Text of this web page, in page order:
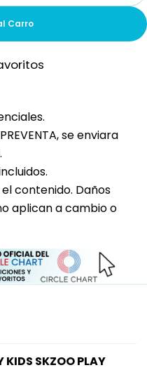
Carro
se enviara
contenido. Daños
aplican a cambio o
KIDS SKZOO PLAY